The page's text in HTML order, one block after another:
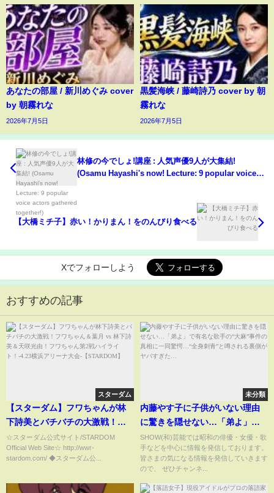
あなたの部屋 / 新川めぐみ cover
by 朝霧れな
2026年7月5日
黒髪海峡 / 藤崎詩乃 cover by 朝
霧れな
2026年7月5日
林修の今でしょ!講座 : 人気声優9人が大集結!
(Osamu Hayashi's now! Lecture: 9 popular voice
【大橋ミチ子】赤い！かりまん！をのんびり食べる
Xでフォローしよう
おすすめの記事
スターダム
【スターダム】フワちゃんが林
下詩美とバチバチの大激戦！フ
ワちゃん＆葉月 vs 林下詩美＆天
咲光由！フワちゃん第2戦ハイラ
イト！-4.23横浜アリーナ大会-
☆スターダム公式サイト/STARDOM
Official Web Site☆ http://wwr-
stardom.com/ ◆スターダム公...
未分類
内藤やす子に子供がいない理由
に驚きを隠せない…「弟よ」で
有名な歌手の“大麻”事件の真相
に一同驚愕…“全身刺青”と噂さ
れる裏側がヤバすぎた…
SHOW(和)芸能では昭和の俳優・女優・歌
手などを中心に情報を発信しております。
皆さまの気になる情報を発信していきます
ので、 ぜひチャンネ...